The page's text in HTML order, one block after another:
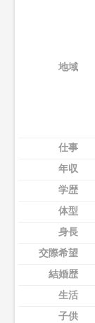
地域
仕事
年収
学歴
体型
身長
交際希望
結婚歴
生活
子供